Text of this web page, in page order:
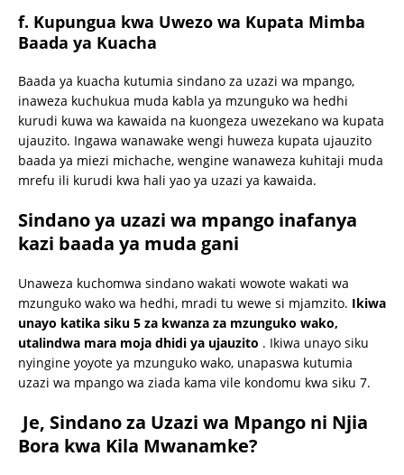
f. Kupungua kwa Uwezo wa Kupata Mimba
Baada ya Kuacha
Baada ya kuacha kutumia sindano za uzazi wa mpango,
inaweza kuchukua muda kabla ya mzunguko wa hedhi
kurudi kuwa wa kawaida na kuongeza uwezekano wa kupata
ujauzito. Ingawa wanawake wengi huweza kupata ujauzito
baada ya miezi michache, wengine wanaweza kuhitaji muda
mrefu ili kurudi kwa hali yao ya uzazi ya kawaida.
Sindano ya uzazi wa mpango inafanya
kazi baada ya muda gani
Unaweza kuchomwa sindano wakati wowote wakati wa
mzunguko wako wa hedhi, mradi tu wewe si mjamzito. Ikiwa
unayo katika siku 5 za kwanza za mzunguko wako,
utalindwa mara moja dhidi ya ujauzito . Ikiwa unayo siku
nyingine yoyote ya mzunguko wako, unapaswa kutumia
uzazi wa mpango wa ziada kama vile kondomu kwa siku 7.
Je, Sindano za Uzazi wa Mpango ni Njia
Bora kwa Kila Mwanamke?